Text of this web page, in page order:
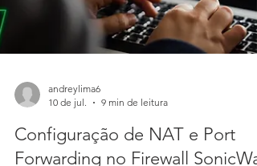
10 de jul.
9 min de leitura